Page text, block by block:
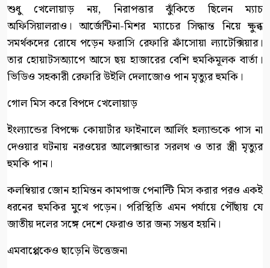
শুধু খেলোয়াড় নয়, নিরাপত্তার ঝুঁকিতে ছিলেন ম্যাচ
অফিসিয়ালরাও। আর্জেন্টিনা-মিশর ম্যাচের সিদ্ধান্ত নিয়ে ক্ষুব্ধ
সমর্থকদের রোষে পড়েন ফরাসি রেফারি ফ্রাঁসোয়া ল্যাটেক্সিয়ার।
তার হোয়াটসঅ্যাপে আসে ছয় হাজারের বেশি হুমকিমূলক বার্তা।
ভিডিও সহকারী রেফারি উইলি দেলাজোও পান মৃত্যুর হুমকি।
গোল মিস করে বিপদে খেলোয়াড়
ইংল্যান্ডের বিপক্ষে কোয়ার্টার ফাইনালে আর্লিং হল্যান্ডকে পাস না
দেওয়ার ঘটনায় নরওয়ের আলেক্সান্ডার সরলথ ও তার স্ত্রী মৃত্যুর
হুমকি পান।
কলম্বিয়ার জোন হামিন্তন কামপাজ পেনাল্টি মিস করার পরও একই
ধরনের হুমকির মুখে পড়েন। পরিস্থিতি এমন পর্যায়ে পৌঁছায় যে
জাতীয় দলের সঙ্গে দেশে ফেরাও তার জন্য সম্ভব হয়নি।
এমবাপ্পেকেও ছাড়েনি উত্তেজনা